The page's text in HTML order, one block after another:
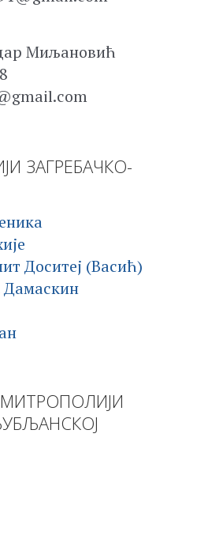
Миљановић
ЗАГРЕБАЧКО-
Доситеј (Васић)